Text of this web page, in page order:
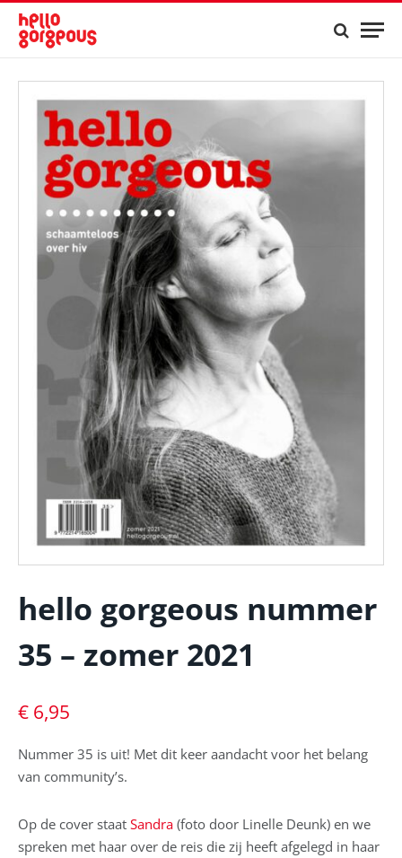
hello gorgeous nummer
35 – zomer 2021
€ 6,95
Nummer 35 is uit! Met dit keer aandacht voor het belang
van community’s.
Op de cover staat Sandra (foto door Linelle Deunk) en we
spreken met haar over de reis die zij heeft afgelegd in haar